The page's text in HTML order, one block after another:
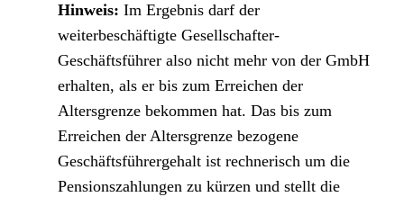
Hinweis: Im Ergebnis darf der
weiterbeschäftigte Gesellschafter-
Geschäftsführer also nicht mehr von der GmbH
erhalten, als er bis zum Erreichen der
Altersgrenze bekommen hat. Das bis zum
Erreichen der Altersgrenze bezogene
Geschäftsführergehalt ist rechnerisch um die
Pensionszahlungen zu kürzen und stellt die